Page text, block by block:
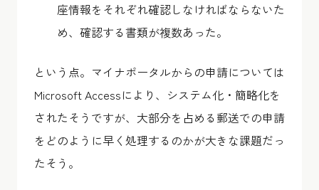
座情報をそれぞれ確認しなければならないた
め、確認する書類が複数あった。
という点。マイナポータルからの申請については
Microsoft Accessにより、システム化・簡略化を
されたそうですが、大部分を占める郵送での申請
をどのように早く処理するのかが大きな課題だっ
たそう。